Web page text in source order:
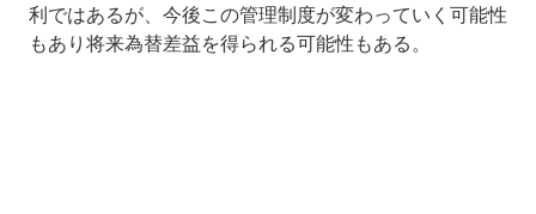
利ではあるが、今後この管理制度が変わっていく可能性
もあり将来為替差益を得られる可能性もある。